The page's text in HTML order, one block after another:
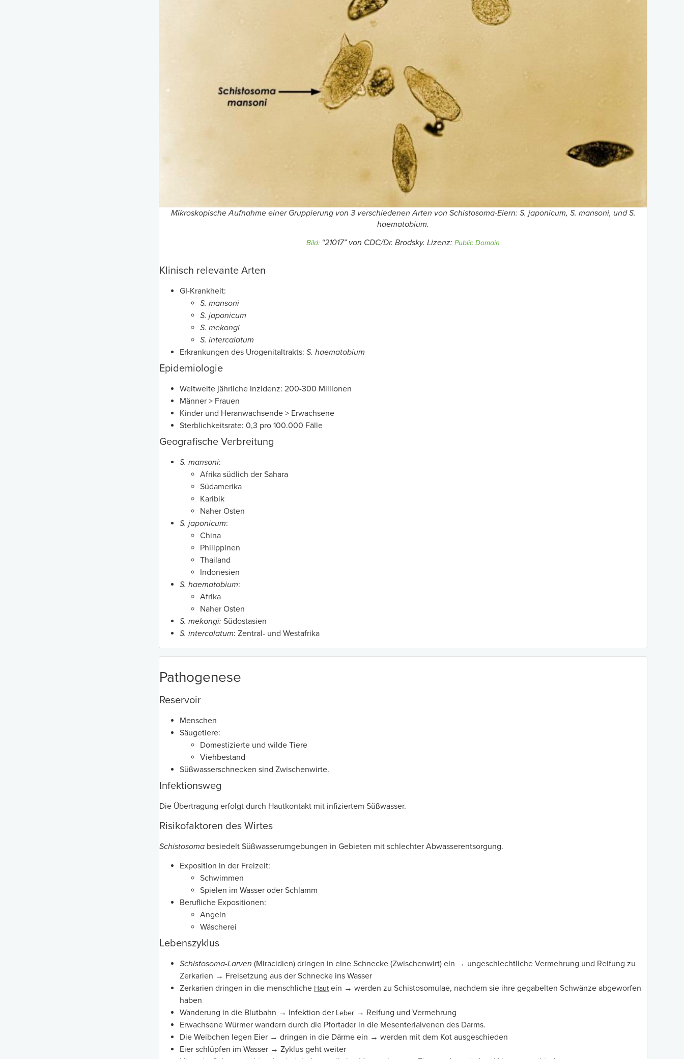
Mikroskopische Aufnahme einer Gruppierung von 3 verschiedenen Arten von Schistosoma-Eiern: S. japonicum, S. mansoni, undS.
haematobium.
Bild: “21017” von CDC/Dr. Brodsky. Lizenz: Public Domain
Klinisch relevante Arten
GI-Krankheit:
S. mansoni
S. japonicum
S. mekongi
S. intercalatum
Erkrankungen des Urogenitaltrakts: S. haematobium
Epidemiologie
Weltweite jährliche Inzidenz: 200-300 Millionen
Männer > Frauen
Kinder und Heranwachsende > Erwachsene
Sterblichkeitsrate: 0,3 pro 100.000 Fälle
Geografische Verbreitung
S. mansoni:
Afrika südlich der Sahara
Südamerika
Karibik
Naher Osten
S. japonicum:
China
Philippinen
Thailand
Indonesien
S. haematobium:
Afrika
Naher Osten
S. mekongi: Südostasien
S. intercalatum: Zentral- und Westafrika
Pathogenese
Reservoir
Menschen
Säugetiere:
Domestizierte und wilde Tiere
Viehbestand
Süßwasserschnecken sind Zwischenwirte.
Infektionsweg
Die Übertragung erfolgt durch Hautkontakt mit infiziertem Süßwasser.
Risikofaktoren des Wirtes
Schistosoma besiedelt Süßwasserumgebungen in Gebieten mit schlechter Abwasserentsorgung.
Exposition in der Freizeit:
Schwimmen
Spielen im Wasser oder Schlamm
Berufliche Expositionen:
Angeln
Wäscherei
Lebenszyklus
Schistosoma-Larven (Miracidien) dringen in eine Schnecke (Zwischenwirt) ein → ungeschlechtliche Vermehrung und Reifung zu
Zerkarien → Freisetzung aus der Schnecke ins Wasser
Zerkarien dringen in die menschliche Haut ein → werden zu Schistosomulae, nachdem sie ihre gegabelten Schwänze abgeworfen
haben
Wanderung in die Blutbahn → Infektion der Leber → Reifung und Vermehrung
Erwachsene Würmer wandern durch die Pfortader in die Mesenterialvenen des Darms.
Die Weibchen legen Eier → dringen in die Därme ein → werden mit dem Kot ausgeschieden
Eier schlüpfen im Wasser → Zyklus geht weiter